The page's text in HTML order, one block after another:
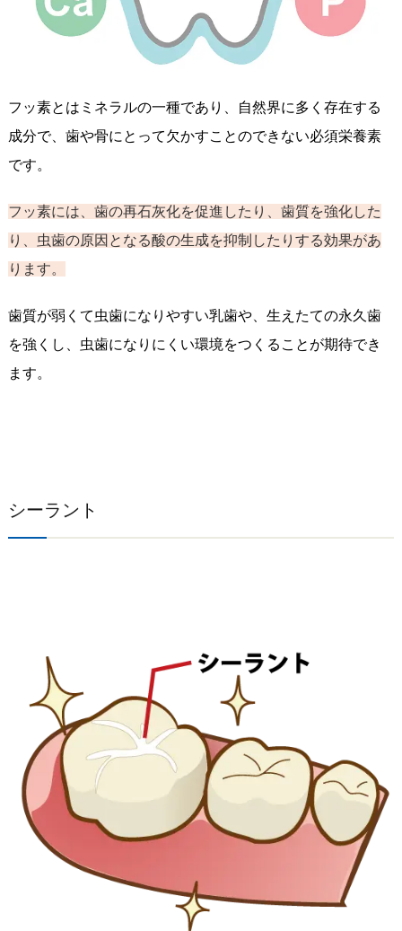
フッ素とはミネラルの一種であり、自然界に多く存在する
成分で、歯や骨にとって欠かすことのできない必須栄養素
です。
フッ素には、歯の再石灰化を促進したり、歯質を強化した
り、虫歯の原因となる酸の生成を抑制したりする効果があ
ります。
歯質が弱くて虫歯になりやすい乳歯や、生えたての永久歯
を強くし、虫歯になりにくい環境をつくることが期待でき
ます。
シーラント